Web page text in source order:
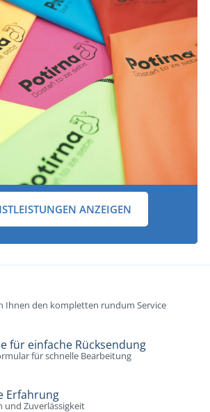
ANZEIGEN
Ihnen den kompletten rundum Service
für einfache Rücksendung
für schnelle Bearbeitung
Erfahrung
und Zuverlässigkeit